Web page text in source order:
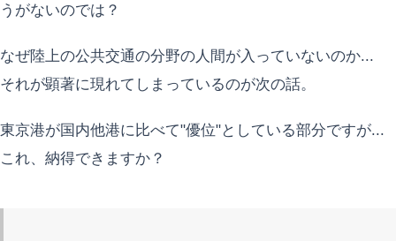
うがないのでは？
なぜ陸上の公共交通の分野の人間が入っていないのか...
それが顕著に現れてしまっているのが次の話。
東京港が国内他港に比べて"優位"としている部分ですが...
これ、納得できますか？